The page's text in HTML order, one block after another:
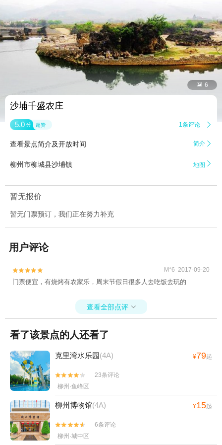
 6
沙埔千盛农庄
5.0 分 超赞 1条评论 
查看景点简介及开放时间 简介 
柳州市柳城县沙埔镇 地图 
暂无报价
暂无门票预订，我们正在努力补充
用户评论

 M*6 2017-09-20
门票便宜，有烧烤有农家乐，周末节假日很多人去吃饭去玩的
查看全部点评 
看了该景点的人还看了
克里湾水乐园(4A) ¥79起


23条评论
柳州·鱼峰区
柳州博物馆(4A) ¥15起


6条评论
柳州·城中区